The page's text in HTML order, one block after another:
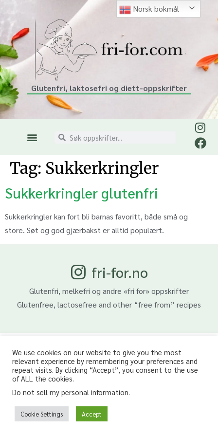
Glutenfri, laktosefri og diett-oppskrifter
Tag: Sukkerkringler
Sukkerkringler glutenfri
Sukkerkringler kan fort bli barnas favoritt, både små og
store. Søt og god gjærbakst er alltid populært.
fri-for.no
Glutenfri, melkefri og andre «fri for» oppskrifter
Glutenfree, lactosefree and other “free from” recipes
We use cookies on our website to give you the most
relevant experience by remembering your preferences and
repeat visits. By clicking “Accept”, you consent to the use
of ALL the cookies.
Do not sell my personal information.
Cookie Settings Accept
Norsk bokmål